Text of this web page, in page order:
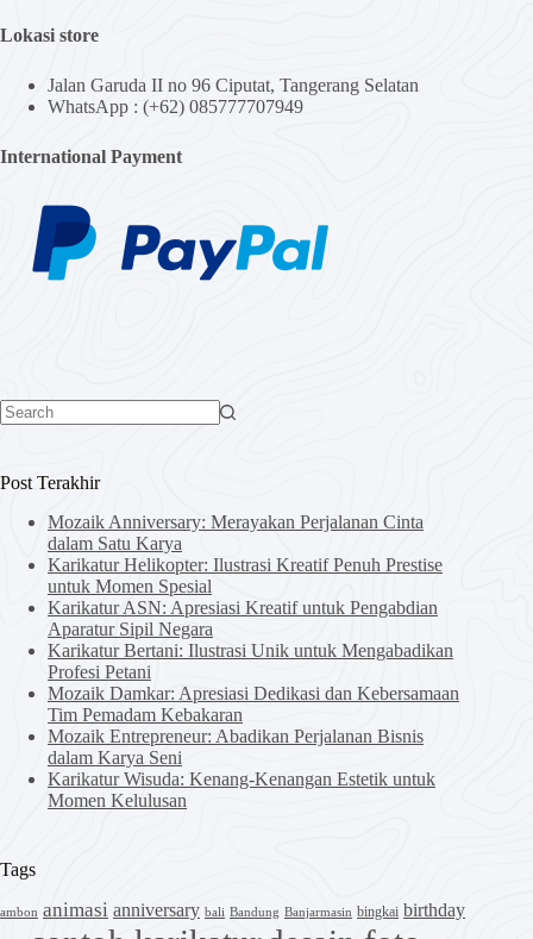
Lokasi store
Jalan Garuda II no 96 Ciputat, Tangerang Selatan
WhatsApp : (+62) 085777707949
International Payment
Post Terakhir
Mozaik Anniversary: Merayakan Perjalanan Cinta
dalam Satu Karya
Karikatur Helikopter: Ilustrasi Kreatif Penuh Prestise
untuk Momen Spesial
Karikatur ASN: Apresiasi Kreatif untuk Pengabdian
Aparatur Sipil Negara
Karikatur Bertani: Ilustrasi Unik untuk Mengabadikan
Profesi Petani
Mozaik Damkar: Apresiasi Dedikasi dan Kebersamaan
Tim Pemadam Kebakaran
Mozaik Entrepreneur: Abadikan Perjalanan Bisnis
dalam Karya Seni
Karikatur Wisuda: Kenang-Kenangan Estetik untuk
Momen Kelulusan
Tags
ambon animasi anniversary bali Bandung Banjarmasin bingkai birthday